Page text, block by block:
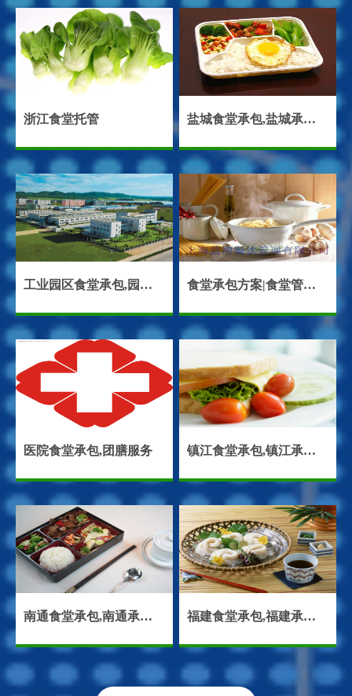
浙江食堂托管 盐城食堂承包,盐城承包食堂,盐城饭堂承包
工业园区食堂承包,园区餐饮服务 食堂承包方案|食堂管理方案
医院食堂承包,团膳服务 镇江食堂承包,镇江承包食堂,镇江饭堂承包
南通食堂承包,南通承包食堂,南通饭堂承包 福建食堂承包,福建承包食堂,福建饭堂承包,福建食堂托管